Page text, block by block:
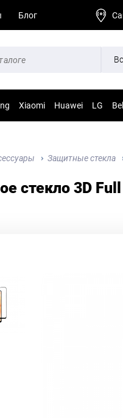
Блог
Xiaomi Huawei LG
Защитные стекла
стекло 3D